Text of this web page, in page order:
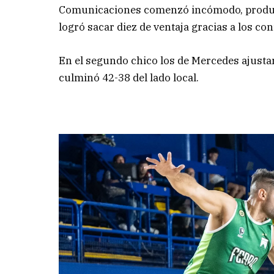
Comunicaciones comenzó incómodo,
logró sacar diez de ventaja gracias a los
En el segundo chico los de Mercedes
culminó 42-38 del lado local.